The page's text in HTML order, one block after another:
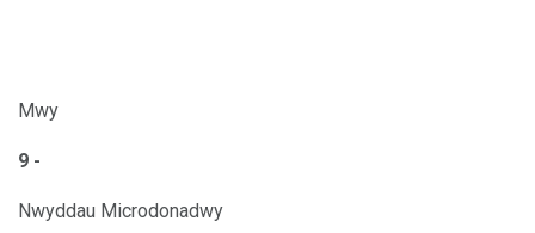
Mwy
9 -
Nwyddau Microdonadwy